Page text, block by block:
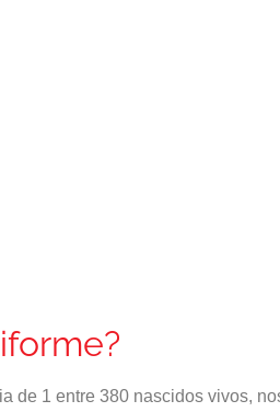
de 1 entre 380 nascidos vivos,